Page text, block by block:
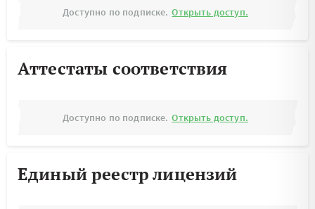
Доступно по подписке. Открыть доступ.
Аттестаты соответствия
Доступно по подписке. Открыть доступ.
Единый реестр лицензий